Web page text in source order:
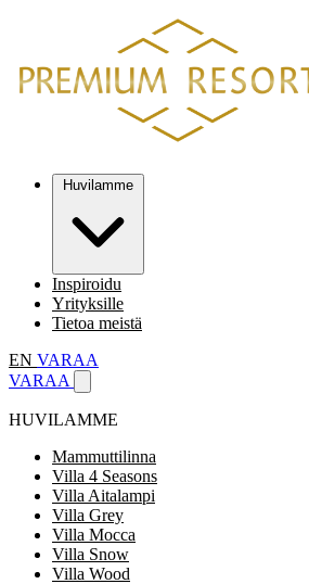
Inspiroidu
Yrityksille
Tietoa meistä
EN VARAA
VARAA
HUVILAMME
Mammuttilinna
Villa 4 Seasons
Villa Aitalampi
Villa Grey
Villa Mocca
Villa Snow
Villa Wood